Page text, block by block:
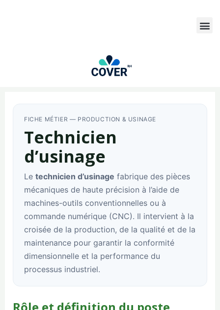
FICHE MÉTIER — PRODUCTION & USINAGE
Technicien
d’usinage
Le technicien d’usinage fabrique des pièces
mécaniques de haute précision à l’aide de
machines-outils conventionnelles ou à
commande numérique (CNC). Il intervient à la
croisée de la production, de la qualité et de la
maintenance pour garantir la conformité
dimensionnelle et la performance du
processus industriel.